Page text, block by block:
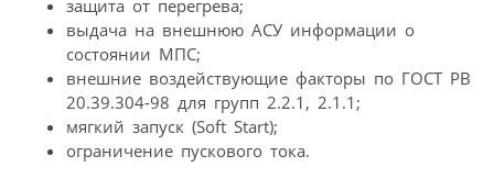
защита от перегрева;
выдача на внешнюю АСУ информации о
состоянии МПС;
внешние воздействующие факторы по ГОСТ РВ
20.39.304-98 для групп 2.2.1, 2.1.1;
мягкий запуск (Soft Start);
ограничение пускового тока.